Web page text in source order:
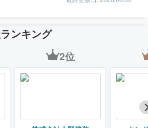
ンキング
2位